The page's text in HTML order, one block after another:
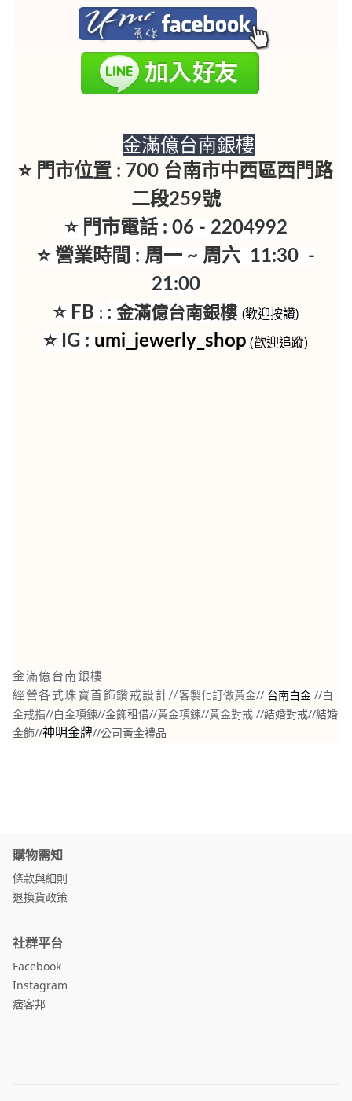
金滿億台南銀樓
⭐ 門市位置 : 700 台南市中西區西門路
二段259號
⭐ 門市電話 : 06 - 2204992
⭐ 營業時間 : 周一 ~ 周六 11:30 -
21:00
⭐ FB : :金滿億台南銀樓 (歡迎按讚)
⭐ IG : umi_jewerly_shop (歡迎追蹤)
金滿億台南銀樓
經營各式珠寶首飾鑽戒設計//客製化訂做黃金// 台南白金 //白
金戒指//白金項鍊//金飾租借//黃金項鍊//黃金對戒 //結婚對戒//結婚
金飾//神明金牌//公司黃金禮品
購物需知
條款與細則
退換貨政策
社群平台
Facebook
Instagram
痞客邦